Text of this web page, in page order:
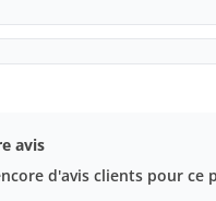
avis
d'avis clients pour ce